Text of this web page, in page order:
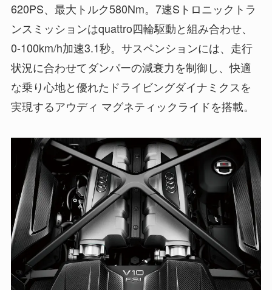
620PS、最大トルク580Nm。7速Sトロニックトラ
ンスミッションはquattro四輪駆動と組み合わせ、
0-100km/h加速3.1秒。サスペンションには、走行
状況に合わせてダンパーの減衰力を制御し、快適
な乗り心地と優れたドライビングダイナミクスを
実現するアウディ マグネティックライドを搭載。